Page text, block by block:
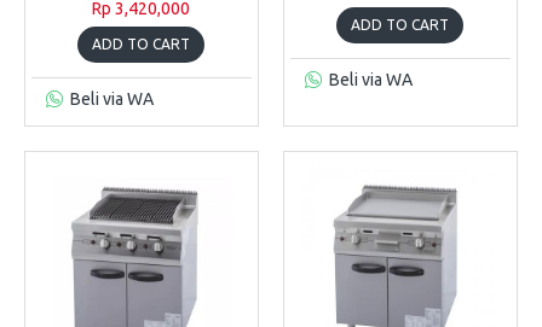
Rp 3,420,000
ADD TO CART
Beli via WA
ADD TO CART
Beli via WA